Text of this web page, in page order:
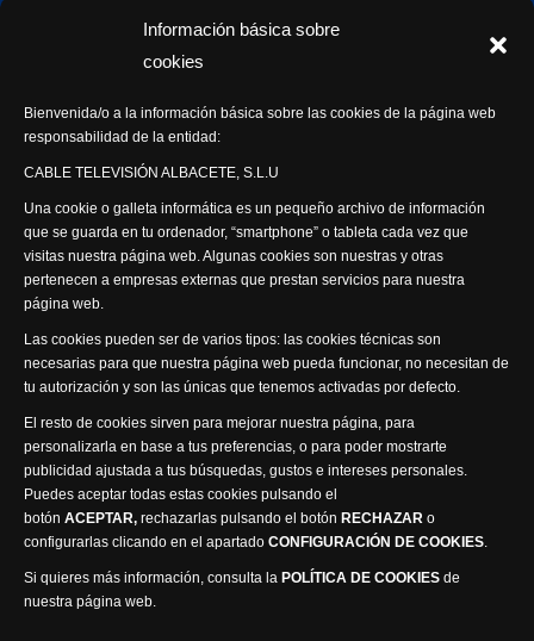
Información básica sobre
cookies
Bienvenida/o a la información básica sobre las cookies de la página web
responsabilidad de la entidad:
CABLE TELEVISIÓN ALBACETE, S.L.U
Una cookie o galleta informática es un pequeño archivo de información
que se guarda en tu ordenador, “smartphone” o tableta cada vez que
visitas nuestra página web. Algunas cookies son nuestras y otras
pertenecen a empresas externas que prestan servicios para nuestra
página web.
Las cookies pueden ser de varios tipos: las cookies técnicas son
necesarias para que nuestra página web pueda funcionar, no necesitan de
tu autorización y son las únicas que tenemos activadas por defecto.
El resto de cookies sirven para mejorar nuestra página, para
personalizarla en base a tus preferencias, o para poder mostrarte
publicidad ajustada a tus búsquedas, gustos e intereses personales.
Puedes aceptar todas estas cookies pulsando el
botón ACEPTAR, rechazarlas pulsando el botón RECHAZAR o
configurarlas clicando en el apartado CONFIGURACIÓN DE COOKIES.
Si quieres más información, consulta la POLÍTICA DE COOKIES de
nuestra página web.
Síguenos
Política de privacidad
Política de cookies
Accesibilidad
Compromiso con la protección de datos personales